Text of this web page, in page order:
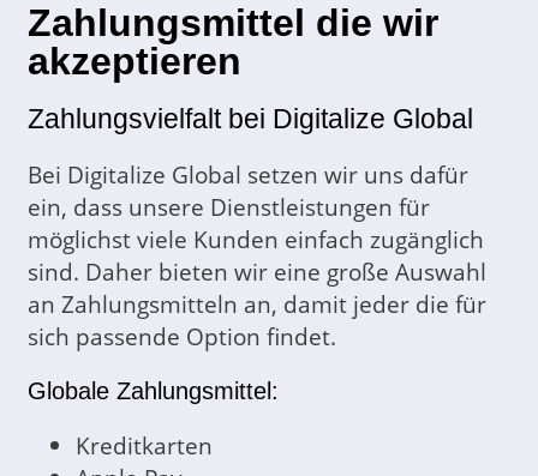
Zahlungsmittel die wir
akzeptieren
Zahlungsvielfalt bei Digitalize Global
Bei Digitalize Global setzen wir uns dafür
ein, dass unsere Dienstleistungen für
möglichst viele Kunden einfach zugänglich
sind. Daher bieten wir eine große Auswahl
an Zahlungsmitteln an, damit jeder die für
sich passende Option findet.
Globale Zahlungsmittel:
Kreditkarten